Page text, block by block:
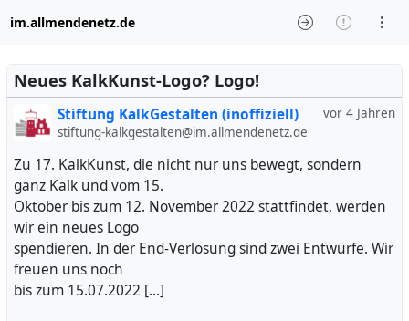
im.allmendenetz.de
Neues KalkKunst-Logo? Logo!
vor 4 Jahren
Stiftung KalkGestalten (inoffiziell)
stiftung-kalkgestalten@im.allmendenetz.de
Zu 17. KalkKunst, die nicht nur uns bewegt, sondern
ganz Kalk und vom 15.
Oktober bis zum 12. November 2022 stattfindet, werden
wir ein neues Logo
spendieren. In der End-Verlosung sind zwei Entwürfe. Wir
freuen uns noch
bis zum 15.07.2022 […]